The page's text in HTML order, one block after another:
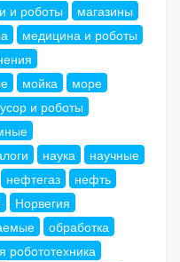
и роботы
магазины
медицина и роботы
мойка
море
и роботы
наука
научные
нефтегаз
нефть
Норвегия
обработка
робототехника